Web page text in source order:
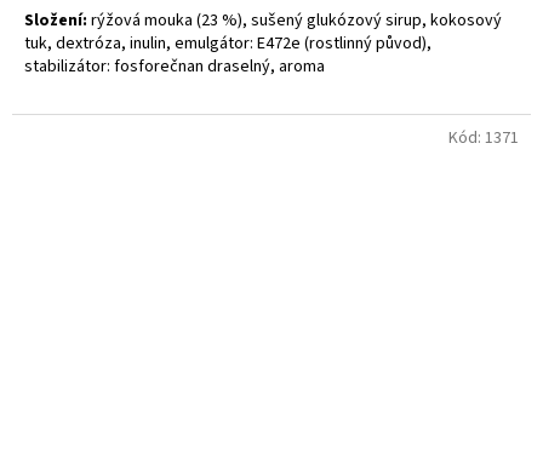
Složení: rýžová mouka (23 %), sušený glukózový sirup, kokosový
tuk, dextróza, inulin, emulgátor: E472e (rostlinný původ),
stabilizátor: fosforečnan draselný, aroma
Bez alergenů. Bez lepku. Bez laktózy. Vegan.
Kód: 1371